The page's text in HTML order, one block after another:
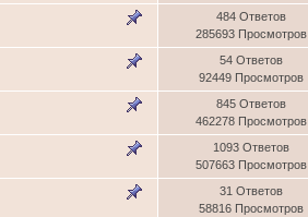
484 Ответов
285693 Просмотров
54 Ответов
92449 Просмотров
845 Ответов
462278 Просмотров
1093 Ответов
507663 Просмотров
31 Ответов
58816 Просмотров